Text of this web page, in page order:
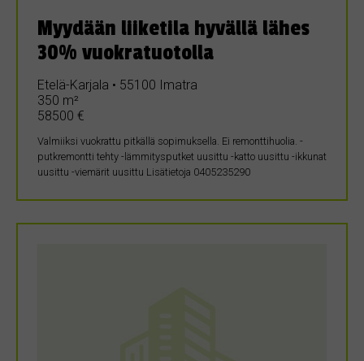
Myydään liiketila hyvällä lähes
30% vuokratuotolla
Etelä-Karjala • 55100 Imatra
350 m²
58500 €
Valmiiksi vuokrattu pitkällä sopimuksella. Ei remonttihuolia. -
putkremontti tehty -lämmitysputket uusittu -katto uusittu -ikkunat
uusittu -viemärit uusittu Lisätietoja 0405235290